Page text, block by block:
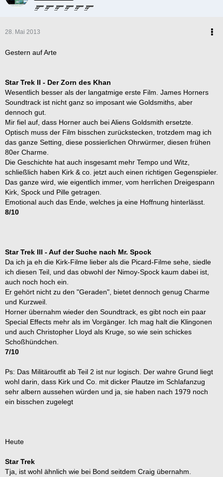
28. Mai 2013
Gestern auf Arte
Star Trek II - Der Zorn des Khan
Wesentlich besser als der langatmige erste Film. James Horners
Soundtrack ist nicht ganz so imposant wie Goldsmiths, aber
dennoch gut.
Mir fiel auf, dass Horner auch bei Aliens Goldsmith ersetzte.
Optisch muss der Film bisschen zurückstecken, trotzdem mag ich
das ganze Setting, diese possierlichen Ohrwürmer, diesen frühen
80er Charme.
Die Geschichte hat auch insgesamt mehr Tempo und Witz,
schließlich haben Kirk & co. jetzt auch einen richtigen Gegenspieler.
Das ganze wird, wie eigentlich immer, vom herrlichen Dreigespann
Kirk, Spock und Pille getragen.
Emotional auch das Ende, welches ja eine Hoffnung hinterlässt.
8/10
Star Trek III - Auf der Suche nach Mr. Spock
Da ich ja eh die Kirk-Filme lieber als die Picard-Filme sehe, siedle
ich diesen Teil, und das obwohl der Nimoy-Spock kaum dabei ist,
auch noch hoch ein.
Er gehört nicht zu den "Geraden", bietet dennoch genug Charme
und Kurzweil.
Horner übernahm wieder den Soundtrack, es gibt noch ein paar
Special Effects mehr als im Vorgänger. Ich mag halt die Klingonen
und auch Christopher Lloyd als Kruge, so wie sein schickes
Schoßhündchen.
7/10
Ps: Das Militäroutfit ab Teil 2 ist nur logisch. Der wahre Grund liegt
wohl darin, dass Kirk und Co. mit dicker Plautze im Schlafanzug
sehr albern aussehen würden und ja, sie haben nach 1979 noch
ein bisschen zugelegt
Heute
Star Trek
Tja, ist wohl ähnlich wie bei Bond seitdem Craig übernahm.